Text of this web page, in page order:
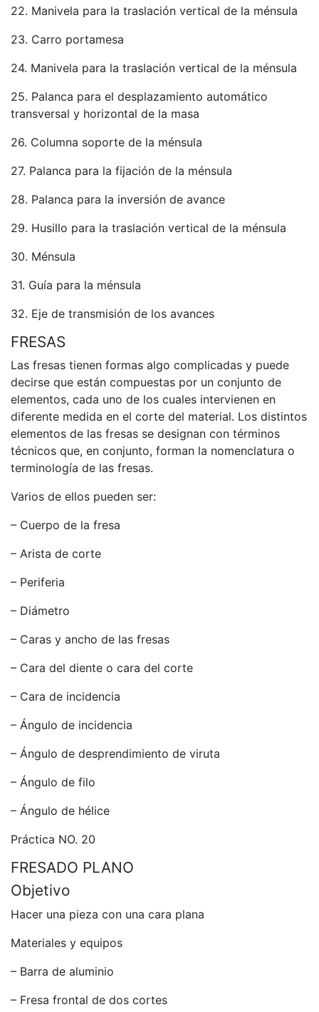
22. Manivela para la traslación vertical de la ménsula
23. Carro portamesa
24. Manivela para la traslación vertical de la ménsula
25. Palanca para el desplazamiento automático
transversal y horizontal de la masa
26. Columna soporte de la ménsula
27. Palanca para la fijación de la ménsula
28. Palanca para la inversión de avance
29. Husillo para la traslación vertical de la ménsula
30. Ménsula
31. Guía para la ménsula
32. Eje de transmisión de los avances
FRESAS
Las fresas tienen formas algo complicadas y puede
decirse que están compuestas por un conjunto de
elementos, cada uno de los cuales intervienen en
diferente medida en el corte del material. Los distintos
elementos de las fresas se designan con términos
técnicos que, en conjunto, forman la nomenclatura o
terminología de las fresas.
Varios de ellos pueden ser:
– Cuerpo de la fresa
– Arista de corte
– Periferia
– Diámetro
– Caras y ancho de las fresas
– Cara del diente o cara del corte
– Cara de incidencia
– Ángulo de incidencia
– Ángulo de desprendimiento de viruta
– Ángulo de filo
– Ángulo de hélice
Práctica NO. 20
FRESADO PLANO
Objetivo
Hacer una pieza con una cara plana
Materiales y equipos
– Barra de aluminio
– Fresa frontal de dos cortes